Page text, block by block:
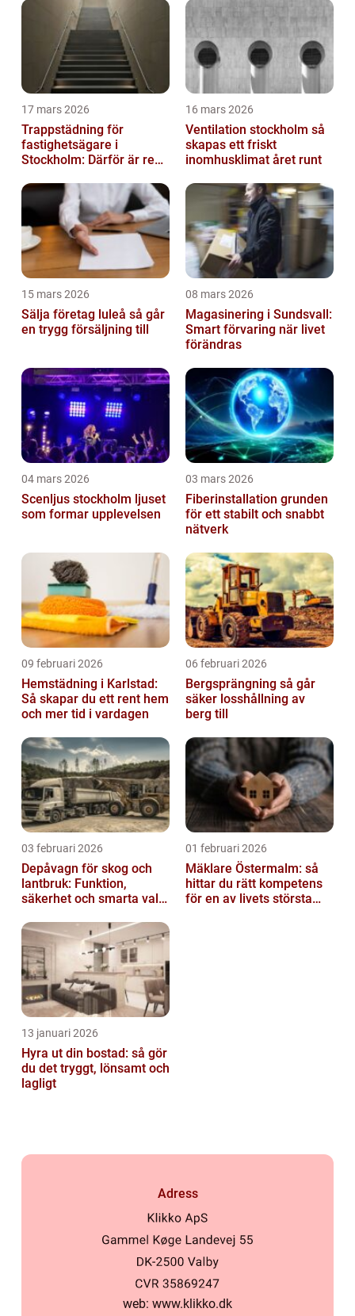
17 mars 2026
Trappstädning för
fastighetsägare i
Stockholm: Därför är rena
investering
16 mars 2026
Ventilation stockholm så
skapas ett friskt
inomhusklimat året runt
15 mars 2026
Sälja företag luleå så går
en trygg försäljning till
08 mars 2026
Magasinering i Sundsvall:
Smart förvaring när livet
förändras
04 mars 2026
Scenljus stockholm ljuset
som formar upplevelsen
03 mars 2026
Fiberinstallation grunden
för ett stabilt och snabbt
nätverk
09 februari 2026
Hemstädning i Karlstad:
Så skapar du ett rent hem
och mer tid i vardagen
06 februari 2026
Bergsprängning så går
säker losshållning av
berg till
03 februari 2026
Depåvagn för skog och
lantbruk: Funktion,
säkerhet och smarta val
01 februari 2026
Mäklare Östermalm: så
hittar du rätt kompetens
för en av livets största
13 januari 2026
Hyra ut din bostad: så gör
du det tryggt, lönsamt och
lagligt
Adress
web: www.klikko.dk